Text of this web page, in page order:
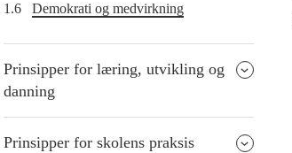
1.6 Demokrati og medvirkning
Prinsipper for læring, utvikling og
danning
Prinsipper for skolens praksis